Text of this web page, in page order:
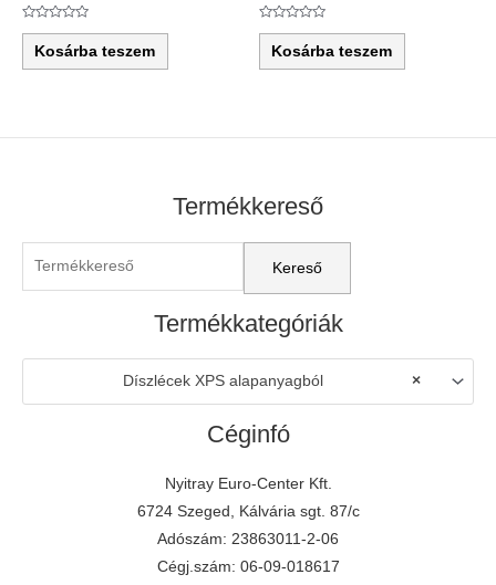
Értékelés:
5
Kosárba teszem
Értékelés:
5
Kosárba teszem
Termékkereső
Termékkategóriák
×
Díszlécek XPS alapanyagból
Céginfó
Nyitray Euro-Center Kft.
6724 Szeged, Kálvária sgt. 87/c
Adószám: 23863011-2-06
Cégj.szám: 06-09-018617